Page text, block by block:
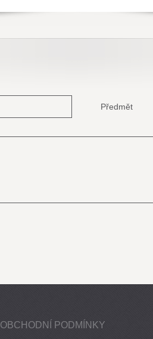
Předmět
OBCHODNÍ PODMÍNKY